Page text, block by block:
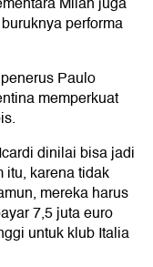
performa
Paulo
memperkuat
dinilai bisa jadi
itu, karena tidak
mereka harus
7,5 juta euro
untuk klub Italia